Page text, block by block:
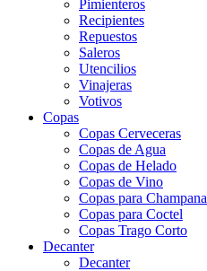
Pimienteros
Recipientes
Repuestos
Saleros
Utencilios
Vinajeras
Votivos
Copas
Copas Cerveceras
Copas de Agua
Copas de Helado
Copas de Vino
Copas para Champana
Copas para Coctel
Copas Trago Corto
Decanter
Decanter